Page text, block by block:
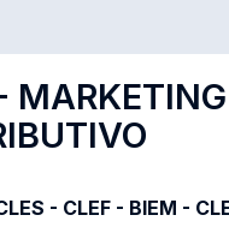
MARKETING
- CLEF - BIEM -